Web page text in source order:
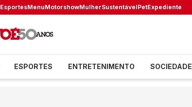
EsportesMenuMotorshowMulherSustentávelPetExpediente
ESPORTES ENTRETENIMENTO SOCIEDADE